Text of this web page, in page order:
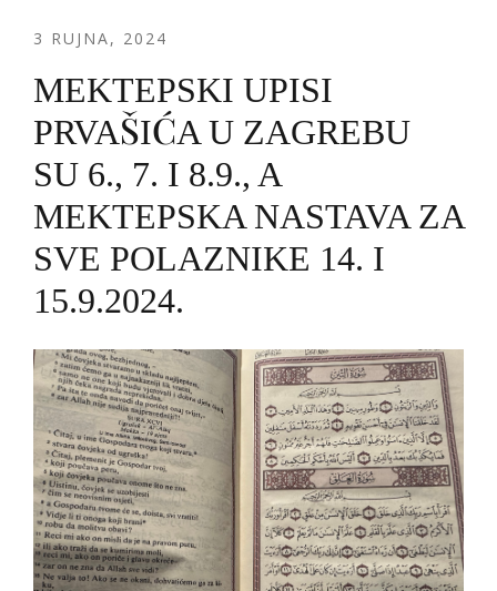
3 RUJNA, 2024
MEKTEPSKI UPISI
PRVAŠIĆA U ZAGREBU
SU 6., 7. I 8.9., A
MEKTEPSKA NASTAVA ZA
SVE POLAZNIKE 14. I
15.9.2024.